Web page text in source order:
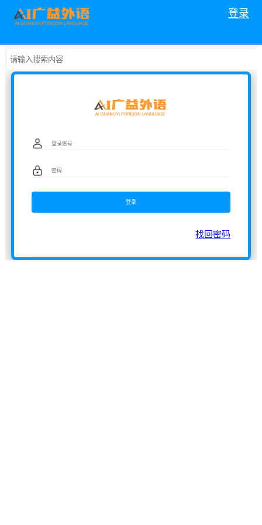
登录
找回密码